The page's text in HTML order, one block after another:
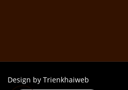
Design by Trienkhaiweb